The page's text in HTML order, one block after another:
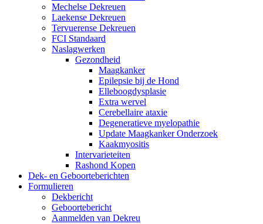
Mechelse Dekreuen
Laekense Dekreuen
Tervuerense Dekreuen
FCI Standaard
Naslagwerken
Gezondheid
Maagkanker
Epilepsie bij de Hond
Elleboogdysplasie
Extra wervel
Cerebellaire ataxie
Degeneratieve myelopathie
Update Maagkanker Onderzoek
Kaakmyositis
Intervarieteiten
Rashond Kopen
Dek- en Geboorteberichten
Formulieren
Dekbericht
Geboortebericht
Aanmelden van Dekreu